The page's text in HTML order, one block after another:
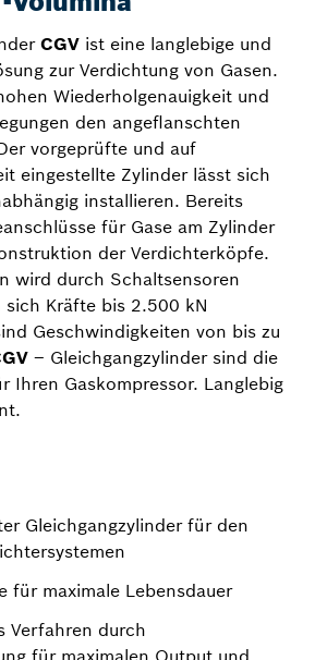
CGV ist eine langlebige und
zur Verdichtung von Gasen.
Wiederholgenauigkeit und
den angeflanschten
vorgeprüfte und auf
eingestellte Zylinder lässt sich
installieren. Bereits
für Gase am Zylinder
der Verdichterköpfe.
wird durch Schaltsensoren
sich Kräfte bis 2.500 kN
Geschwindigkeiten von bis zu
– Gleichgangzylinder sind die
Ihren Gaskompressor. Langlebig
Gleichgangzylinder für den
für maximale Lebensdauer​
Verfahren durch
für maximalen Output und